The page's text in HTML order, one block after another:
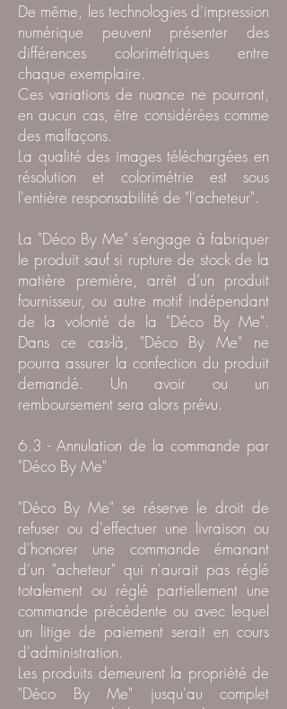
De même, les technologies d'impression
numérique peuvent présenter des
différences colorimétriques entre
chaque exemplaire.
Ces variations de nuance ne pourront,
en aucun cas, être considérées comme
des malfaçons.
La qualité des images téléchargées en
résolution et colorimétrie est sous
l'entière responsabilité de "l'acheteur".
La "Déco By Me" s’engage à fabriquer
le produit sauf si rupture de stock de la
matière première, arrêt d’un produit
fournisseur, ou autre motif indépendant
de la volonté de la "Déco By Me".
Dans ce cas-là, "Déco By Me" ne
pourra assurer la confection du produit
demandé. Un avoir ou un
remboursement sera alors prévu.
6.3 - Annulation de la commande par
"Déco By Me"
"Déco By Me" se réserve le droit de
refuser ou d'effectuer une livraison ou
d'honorer une commande émanant
d'un "acheteur" qui n'aurait pas réglé
totalement ou réglé partiellement une
commande précédente ou avec lequel
un litige de paiement serait en cours
d'administration.
Les produits demeurent la propriété de
"Déco By Me" jusqu'au complet